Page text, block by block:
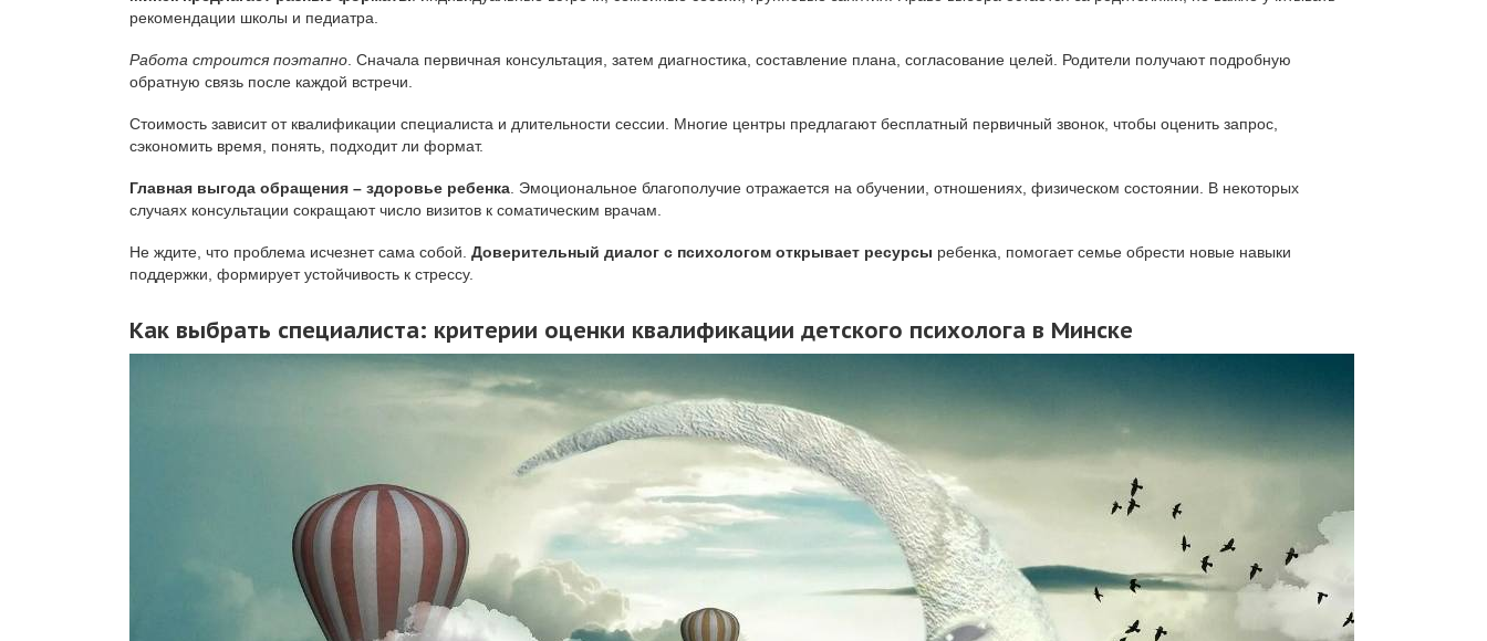
рекомендации школы и педиатра.
Работа строится поэтапно . Сначала первичная консультация, затем диагностика, составление плана, согласование целей. Родители получают подробную
обратную связь после каждой встречи.
Стоимость зависит от квалификации специалиста и длительности сессии. Многие центры предлагают бесплатный первичный звонок, чтобы оценить запрос,
сэкономить время, понять, подходит ли формат.
Главная выгода обращения – здоровье ребенка . Эмоциональное благополучие отражается на обучении, отношениях, физическом состоянии. В некоторых
случаях консультации сокращают число визитов к соматическим врачам.
Не ждите, что проблема исчезнет сама собой. Доверительный диалог с психологом открывает ресурсы ребенка, помогает семье обрести новые навыки
поддержки, формирует устойчивость к стрессу.
Как выбрать специалиста: критерии оценки квалификации детского психолога в Минске